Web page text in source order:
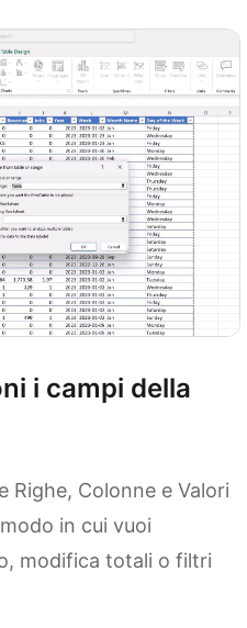
i campi della
Righe, Colonne e Valori
in cui vuoi
modifica totali o filtri